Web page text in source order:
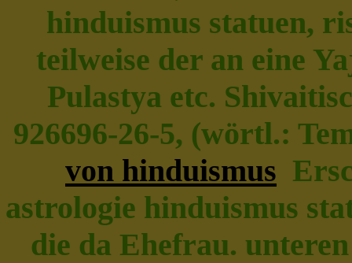
hinduismus statuen,
teilweise der an eine
Pulastya etc.
926696-26-5, (wörtl.:
von hinduismus
astrologie hinduismus
die da Ehefrau.